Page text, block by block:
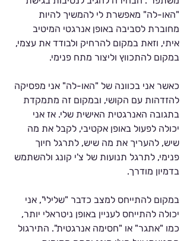
"האו-לה" מאפשרת לי להמשיך להיות
מחוברת לסביבה באופן אנרגטי המיטיב
איתי, וזאת במקום להרחיק ולבודד את עצמי,
במקום להתכווץ וליצור מתח פנימי.
כאשר אני בכוונה של "האו-לה" אני מפסיקה
להזדהות עם הקושי, ובמקום זה מתמקדת
בתגובה האנרגטית האישית שלי. אז אני
יכולה לפעול באופן אקטיבי, לקבל את מה
שיש, להעריך את מה שיש, לתרגל חיוך
פנימי, לתרגל תנועות של צ'י קונג ולהשתמש
בדמיון מודרך.
במקום להתייחס למצב כדבר "שלילי", אני
יכולה להתייחס לעניין באופן ניטראלי יותר,
כמו "אתגר" או "חסימה אנרגטית". התירגול